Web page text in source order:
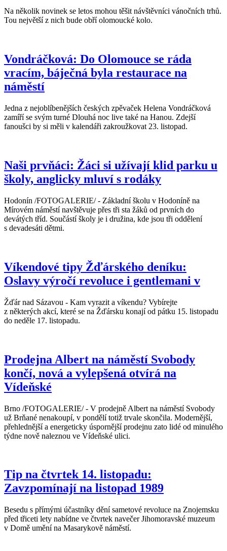
Na několik novinek se letos mohou těšit návštěvníci vánočních trhů.
Tou největší z nich bude obří olomoucké kolo.
Vondráčková: Do Olomouce se ráda
vracím, báječná byla restaurace na
náměstí
Jedna z nejoblíbenějších českých zpěvaček Helena Vondráčková
zamíří se svým turné Dlouhá noc live také na Hanou. Zdejší
fanoušci by si měli v kalendáři zakroužkovat 23. listopad.
Naši prvňáci: Žáci si užívají klid parku u
školy, anglicky mluví s rodáky
Hodonín /FOTOGALERIE/ - Základní školu v Hodoníně na
Mírovém náměstí navštěvuje přes tři sta žáků od prvních do
devátých tříd. Součástí školy je i družina, kde jsou tři oddělení
s devadesáti dětmi.
Víkendové tipy Žďárského deníku:
Oslavy výročí revoluce i gentlemani v
Žďár nad Sázavou - Kam vyrazit a víkendu? Vybírejte
z některých akcí, které se na Žďársku konají od pátku 15. listopadu
do neděle 17. listopadu.
Prodejna Albert na náměstí Svobody
končí, nová a vylepšená otvírá na
Vídeňské
Brno /FOTOGALERIE/ - V prodejně Albert na náměstí Svobody
už Brňané nenakoupí, v pondělí totiž trvale skončila. Modernější,
přehlednější a energeticky úspornější prodejnu zato lidé od minulého
týdne nově naleznou ve Vídeňské ulici.
Tip na čtvrtek 14. listopadu:
Zavzpomínají na listopad 1989
Besedu s přímými účastníky dění sametové revoluce na Znojemsku
před třiceti lety nabídne ve čtvrtek navečer Jihomoravské muzeum
v Domě umění na Masarykově náměstí.